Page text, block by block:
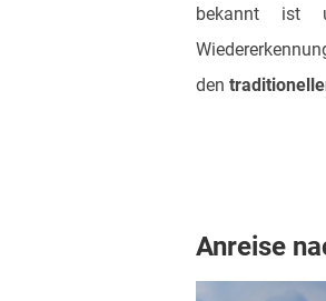
bekannt ist
den
Anreise